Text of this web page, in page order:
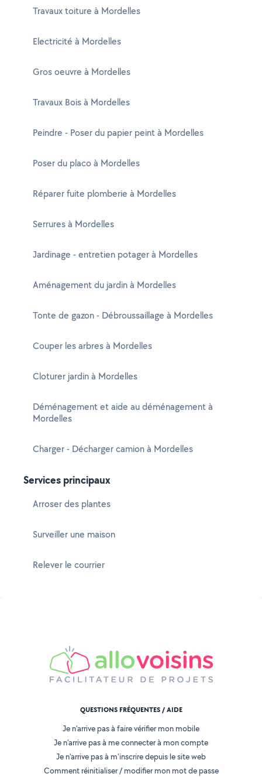
Travaux toiture à Mordelles
Electricité à Mordelles
Gros oeuvre à Mordelles
Travaux Bois à Mordelles
Peindre - Poser du papier peint à Mordelles
Poser du placo à Mordelles
Réparer fuite plomberie à Mordelles
Serrures à Mordelles
Jardinage - entretien potager à Mordelles
Aménagement du jardin à Mordelles
Tonte de gazon - Débroussaillage à Mordelles
Couper les arbres à Mordelles
Cloturer jardin à Mordelles
Déménagement et aide au déménagement à
Mordelles
Charger - Décharger camion à Mordelles
Services principaux
Arroser des plantes
Surveiller une maison
Relever le courrier
QUESTIONS FRÉQUENTES / AIDE
Je n'arrive pas à faire vérifier mon mobile
Je n'arrive pas à me connecter à mon compte
Je n'arrive pas à m'inscrire depuis le site web
Comment réinitialiser / modifier mon mot de passe